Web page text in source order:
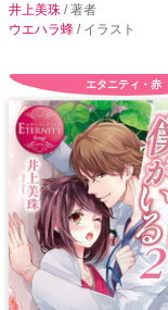
井上美珠 / 著者
ウエハラ蜂 / イラスト
エタニティ・赤